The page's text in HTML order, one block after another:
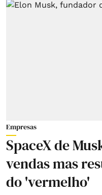
Empresas
SpaceX de
vendas mas
do 'vermelho'